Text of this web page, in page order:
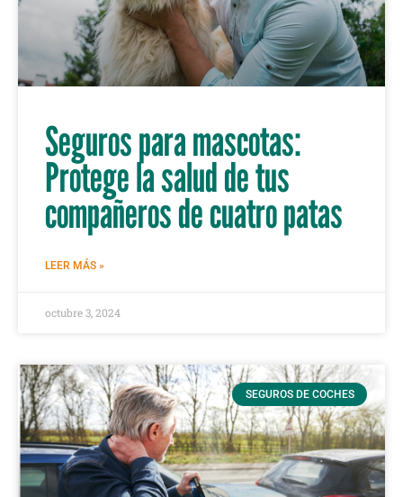
Seguros para mascotas:
Protege la salud de tus
compañeros de cuatro patas
LEER MÁS »
octubre 3, 2024
SEGUROS DE COCHES